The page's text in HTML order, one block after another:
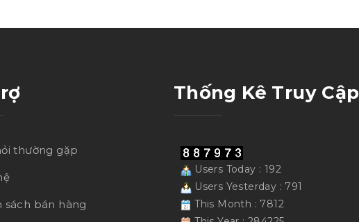
thường gặp
sách bán hàng
Thống Kê Truy Cập
Users Today : 192
Users Yesterday : 791
This Month : 7812